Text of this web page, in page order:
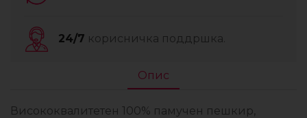
24/7 корисничка поддршка.
Опис
Висококвалитетен 100% памучен пешкир,